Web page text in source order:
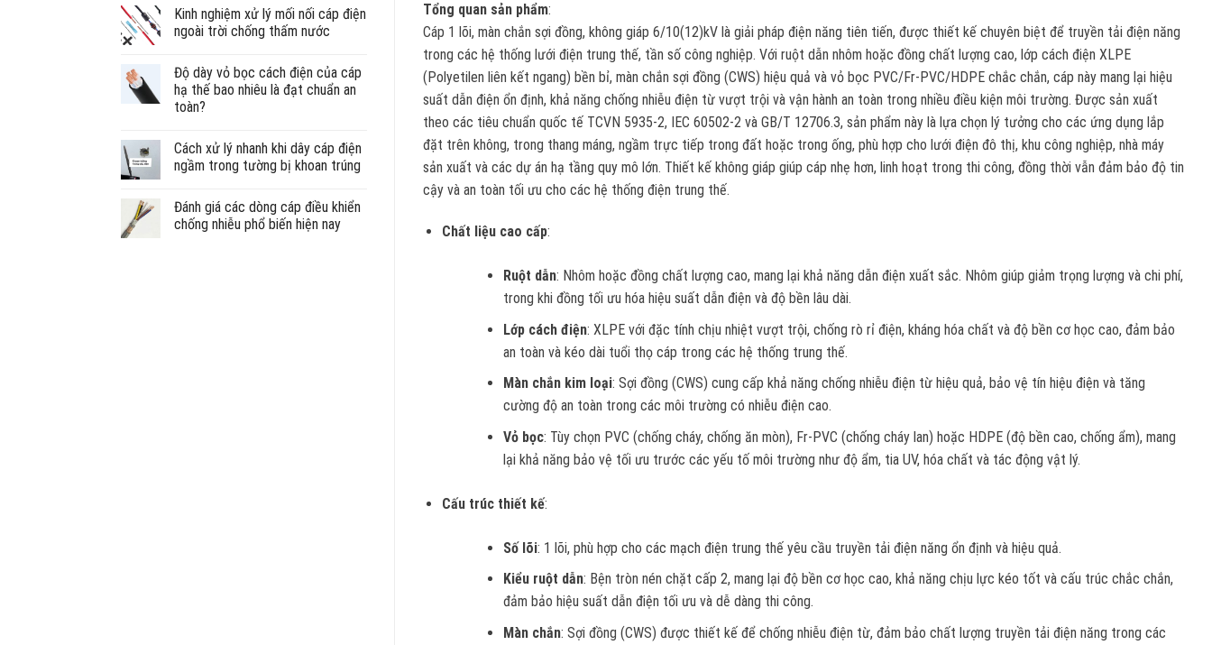
Kinh nghiệm xử lý mối nối cáp điện
ngoài trời chống thấm nước
Độ dày vỏ bọc cách điện của cáp
hạ thế bao nhiêu là đạt chuẩn an
toàn?
Cách xử lý nhanh khi dây cáp điện
ngầm trong tường bị khoan trúng
Đánh giá các dòng cáp điều khiển
chống nhiễu phổ biến hiện nay
Tổng quan sản phẩm:
Cáp 1 lõi, màn chắn sợi đồng, không giáp 6/10(12)kV là giải pháp điện năng tiên tiến, được thiết kế chuyên biệt để truyền tải điện năng
trong các hệ thống lưới điện trung thế, tần số công nghiệp. Với ruột dẫn nhôm hoặc đồng chất lượng cao, lớp cách điện XLPE
(Polyetilen liên kết ngang) bền bỉ, màn chắn sợi đồng (CWS) hiệu quả và vỏ bọc PVC/Fr-PVC/HDPE chắc chắn, cáp này mang lại hiệu
suất dẫn điện ổn định, khả năng chống nhiễu điện từ vượt trội và vận hành an toàn trong nhiều điều kiện môi trường. Được sản xuất
theo các tiêu chuẩn quốc tế TCVN 5935-2, IEC 60502-2 và GB/T 12706.3, sản phẩm này là lựa chọn lý tưởng cho các ứng dụng lắp
đặt trên không, trong thang máng, ngầm trực tiếp trong đất hoặc trong ống, phù hợp cho lưới điện đô thị, khu công nghiệp, nhà máy
sản xuất và các dự án hạ tầng quy mô lớn. Thiết kế không giáp giúp cáp nhẹ hơn, linh hoạt trong thi công, đồng thời vẫn đảm bảo độ tin
cậy và an toàn tối ưu cho các hệ thống điện trung thế.
Chất liệu cao cấp:
Ruột dẫn: Nhôm hoặc đồng chất lượng cao, mang lại khả năng dẫn điện xuất sắc. Nhôm giúp giảm trọng lượng và chi phí,
trong khi đồng tối ưu hóa hiệu suất dẫn điện và độ bền lâu dài.
Lớp cách điện: XLPE với đặc tính chịu nhiệt vượt trội, chống rò rỉ điện, kháng hóa chất và độ bền cơ học cao, đảm bảo
an toàn và kéo dài tuổi thọ cáp trong các hệ thống trung thế.
Màn chắn kim loại: Sợi đồng (CWS) cung cấp khả năng chống nhiễu điện từ hiệu quả, bảo vệ tín hiệu điện và tăng
cường độ an toàn trong các môi trường có nhiễu điện cao.
Vỏ bọc: Tùy chọn PVC (chống cháy, chống ăn mòn), Fr-PVC (chống cháy lan) hoặc HDPE (độ bền cao, chống ẩm), mang
lại khả năng bảo vệ tối ưu trước các yếu tố môi trường như độ ẩm, tia UV, hóa chất và tác động vật lý.
Cấu trúc thiết kế:
Số lõi: 1 lõi, phù hợp cho các mạch điện trung thế yêu cầu truyền tải điện năng ổn định và hiệu quả.
Kiểu ruột dẫn: Bện tròn nén chặt cấp 2, mang lại độ bền cơ học cao, khả năng chịu lực kéo tốt và cấu trúc chắc chắn,
đảm bảo hiệu suất dẫn điện tối ưu và dễ dàng thi công.
Màn chắn: Sợi đồng (CWS) được thiết kế để chống nhiễu điện từ, đảm bảo chất lượng truyền tải điện năng trong các